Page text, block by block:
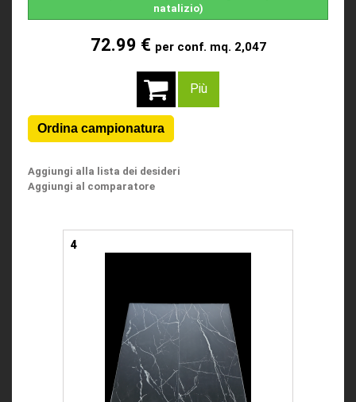
natalizio)
72.99 € per conf. mq. 2,047
Più
Aggiungi alla lista dei desideri
Aggiungi al comparatore
4